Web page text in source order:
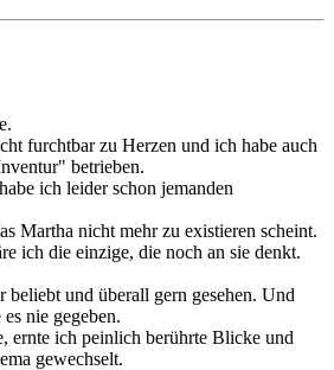
furchtbar zu Herzen und ich habe auch
betrieben.
ich leider schon jemanden
Martha nicht mehr zu existieren scheint.
ich die einzige, die noch an sie denkt.
beliebt und überall gern gesehen. Und
nie gegeben.
ernte ich peinlich berührte Blicke und
gewechselt.